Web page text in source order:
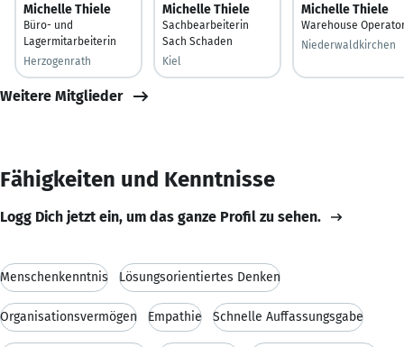
Michelle Thiele
Büro- und
Lagermitarbeiterin
Herzogenrath
Michelle Thiele
Sachbearbeiterin
Sach Schaden
Kiel
Michelle Thiele
Warehouse
Niederwaldkirchen
Weitere Mitglieder
Fähigkeiten und Kenntnisse
Logg Dich jetzt ein, um das ganze Profil zu sehen.
Menschenkenntnis Lösungsorientiertes Denken
Organisationsvermögen Empathie Schnelle Auffassungsgabe